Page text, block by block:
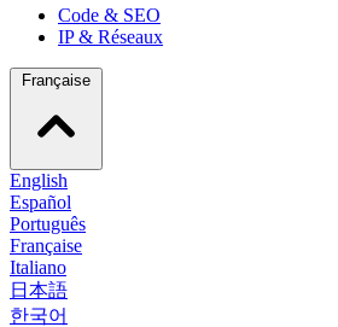
Code & SEO
IP & Réseaux
English
Español
Português
Française
Italiano
日本語
한국어